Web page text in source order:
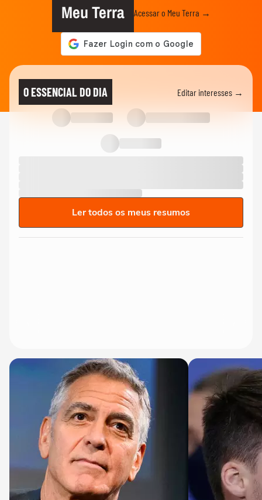
Meu Terra Acessar o Meu Terra →
O ESSENCIAL DO DIA Editar interesses →
Ler todos os meus resumos